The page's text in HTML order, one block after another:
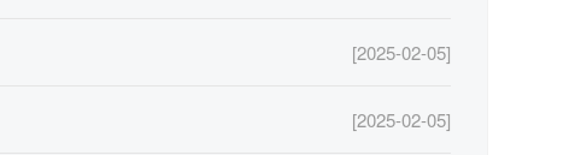
[2025-02-05]
[2025-02-05]